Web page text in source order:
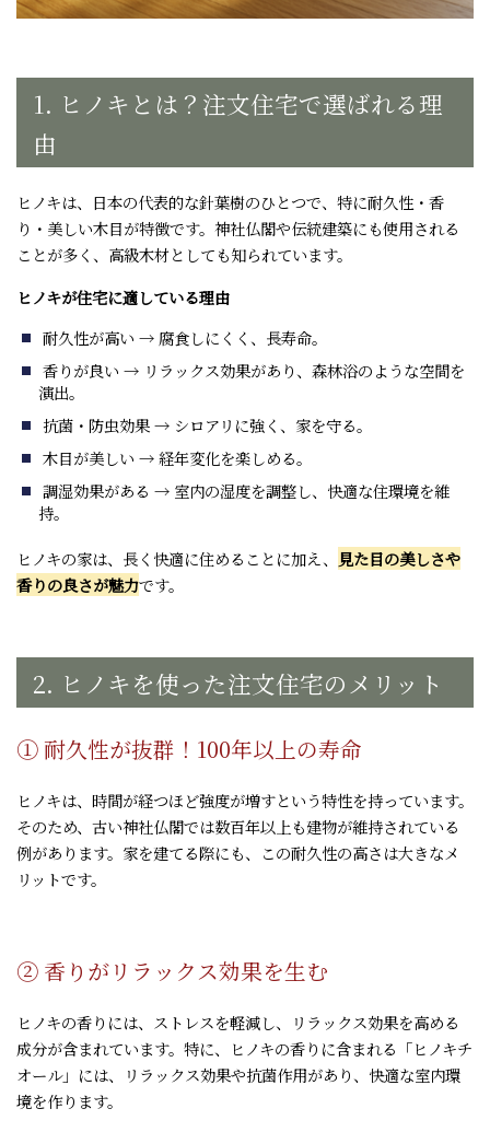
1. ヒノキとは？注文住宅で選ばれる理
由
ヒノキは、日本の代表的な針葉樹のひとつで、特に耐久性・香
り・美しい木目が特徴です。神社仏閣や伝統建築にも使用される
ことが多く、高級木材としても知られています。
ヒノキが住宅に適している理由
耐久性が高い → 腐食しにくく、長寿命。
香りが良い → リラックス効果があり、森林浴のような空間を
演出。
抗菌・防虫効果 → シロアリに強く、家を守る。
木目が美しい → 経年変化を楽しめる。
調湿効果がある → 室内の湿度を調整し、快適な住環境を維
持。
ヒノキの家は、長く快適に住めることに加え、 見た目の美しさや
香りの良さが魅力です。
2. ヒノキを使った注文住宅のメリット
① 耐久性が抜群！100年以上の寿命
ヒノキは、時間が経つほど強度が増すという特性を持っています。
そのため、古い神社仏閣では数百年以上も建物が維持されている
例があります。家を建てる際にも、この耐久性の高さは大きなメ
リットです。
② 香りがリラックス効果を生む
ヒノキの香りには、ストレスを軽減し、リラックス効果を高める
成分が含まれています。特に、ヒノキの香りに含まれる「ヒノキチ
オール」には、リラックス効果や抗菌作用があり、快適な室内環
境を作ります。